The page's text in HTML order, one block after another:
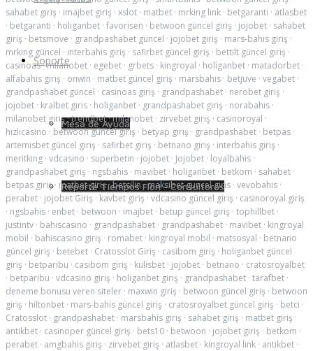
Soporte
Mesa de Ayuda
Reporte Tiempos Fiori - Consultores
sahabet giriş · imajbet giriş · xslot · matbet · mrking link · betgaranti · atlasbet
· betgaranti · holiganbet · favorisen · betwoon güncel giriş · jojobet · sahabet
giriş · betsmove · grandpashabet güncel · jojobet giriş · mars-bahis giriş ·
mrking güncel · interbahis giriş · safirbet güncel giriş · bettilt güncel giriş ·
casinoas·milanobet · egebet · grbets · kingroyal · holiganbet · matadorbet ·
alfabahis giriş · onwin · matbet güncel giriş · marsbahis · betjuve · vegabet ·
grandpashabet güncel · casinoas giriş · grandpashabet · nerobet giriş ·
jojobet · kralbet giris · holiganbet · grandpashabet giriş · norabahis ·
milanobet giriş·trendbet·milanobet · zirvebet giriş · casinoroyal ·
hızlıcasino · betwoon güncel giriş · betyap giriş · grandpashabet · betpas ·
artemisbet güncel giriş · safirbet giriş · betnano giriş · interbahis giriş ·
meritking · vdcasino · superbetin · jojobet · Jojobet · loyalbahis ·
grandpashabet giriş · ngsbahis · mavibet · holiganbet · betkom · sahabet ·
betpas giriş· matbet giriş·betsilin·maksibet guncel giris · vevobahis ·
perabet · jojobet Giriş · kavbet giriş · vdcasino güncel giriş · casinoroyal giriş
· ngsbahis · enbet · betwoon · imajbet · betup güncel giriş · tophillbet ·
justintv · bahiscasino · grandpashabet · grandpashabet · mavibet · kingroyal
mobil · bahiscasino giriş · romabet · kingroyal mobil · matsosyal · betnano
güncel giriş · betebet · Cratosslot Giriş · casibom giriş · holiganbet güncel
giriş · betparibu · casibom giriş · kulisbet · jojobet · betnano · cratosroyalbet
· betparibu · vdcasino giriş · holiganbet giriş · grandpashabet · tarafbet ·
deneme bonusu veren siteler · maxwin giriş · betwoon güncel giriş · betwoon
giriş · hiltonbet · mars-bahis güncel giriş · cratosroyalbet güncel giriş · betci ·
Cratosslot · grandpashabet · marsbahis giriş · sahabet giriş · matbet giriş ·
antikbet · casinoper güncel giriş · bets10 · betwoon · jojobet giriş · betkom ·
perabet · amgbahis giriş · zirvebet giriş · atlasbet · kingroyal link · antikbet ·